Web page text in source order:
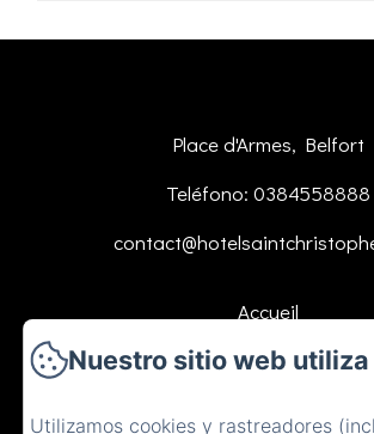
Place d'Armes, Belfort
Teléfono: 0384558888
Accueil
Logements
Nuestro sitio web
Utilizamos cookies y rastreadores